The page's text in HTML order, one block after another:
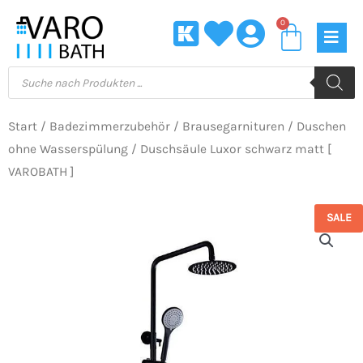
Inhalt
springen
0
Products
search
Start / Badezimmerzubehör / Brausegarnituren / Duschen
ohne Wasserspülung / Duschsäule Luxor schwarz matt [
VAROBATH ]
SALE